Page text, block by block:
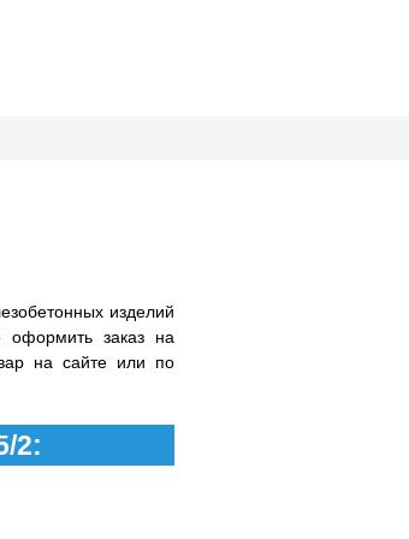
изделий
заказ на
на сайте или по
2: